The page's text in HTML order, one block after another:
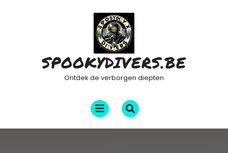
SPOOKYDIVERS.BE
Ontdek de verborgen diepten
Menu
openen